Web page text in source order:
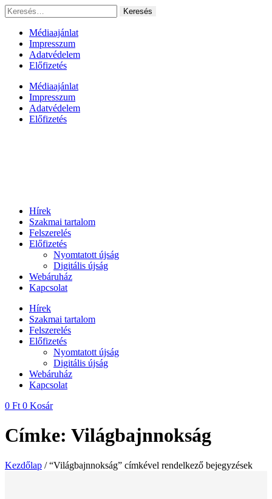
Ugrás
a
tartalomhoz
Keresés:
Médiaajánlat
Impresszum
Adatvédelem
Előfizetés
Médiaajánlat
Impresszum
Adatvédelem
Előfizetés
Hírek
Szakmai tartalom
Felszerelés
Előfizetés
Nyomtatott újság
Digitális újság
Webáruház
Kapcsolat
Hírek
Szakmai tartalom
Felszerelés
Előfizetés
Nyomtatott újság
Digitális újság
Webáruház
Kapcsolat
0 Ft 0 Kosár
Címke: Világbajnnokság
Kezdőlap / “Világbajnnokság” címkével rendelkező bejegyzések